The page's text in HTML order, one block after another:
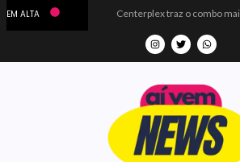
EM ALTA